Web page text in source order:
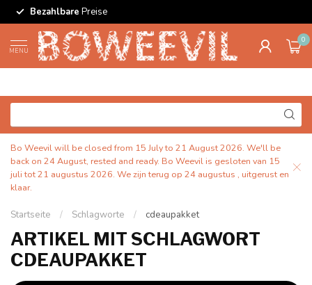
Bezahlbare Preise
MENU
0
Bo Weevil will be closed from 15 July to 21 August 2026. We'll be
back on 24 August, rested and ready. Bo Weevil is gesloten van 15
juli tot 21 augustus 2026. We zijn terug op 24 augustus , uitgerust en
klaar.
Startseite / Schlagworte / cdeaupakket
ARTIKEL MIT SCHLAGWORT
CDEAUPAKKET